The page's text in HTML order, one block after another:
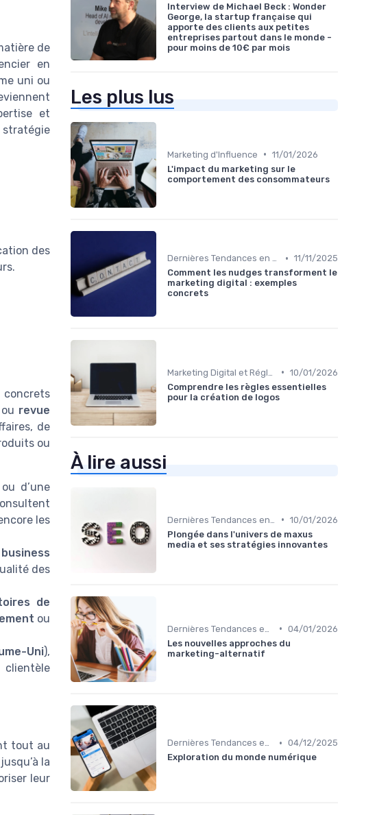
de
en
uni ou
et
stratégie
des
concrets
ou revue
de
ou
ou d’une
les
des
de
ou
Uni),
tout au
la
leur
Interview de Michael Beck : Wonder
George, la startup française qui
apporte des clients aux petites
entreprises partout dans le monde -
pour moins de 10€ par mois
Les plus lus
Marketing d'Influence • 11/01/2026
L'impact du marketing sur le
comportement des consommateurs
Dernières Tendances en Marketing Digital • 11/11/2025
Comment les nudges transforment le
marketing digital : exemples
concrets
• 10/01/2026
Comprendre les règles essentielles
pour la création de logos
À lire aussi
• 10/01/2026
Plongée dans l'univers de maxus
media et ses stratégies innovantes
• 04/01/2026
Les nouvelles approches du
marketing-alternatif
Dernières Tendances en Marketing Digital • 04/12/2025
Exploration du monde numérique